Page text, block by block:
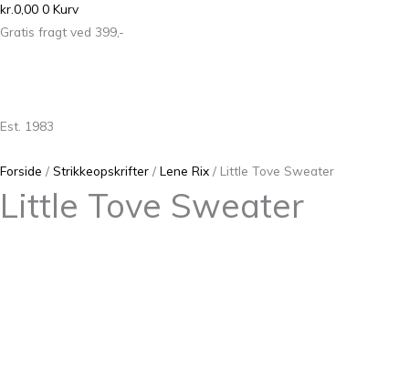
kr.0,00 0 Kurv
Gratis fragt ved 399,-
Est. 1983
Forside / Strikkeopskrifter / Lene Rix / Little Tove Sweater
Little Tove Sweater